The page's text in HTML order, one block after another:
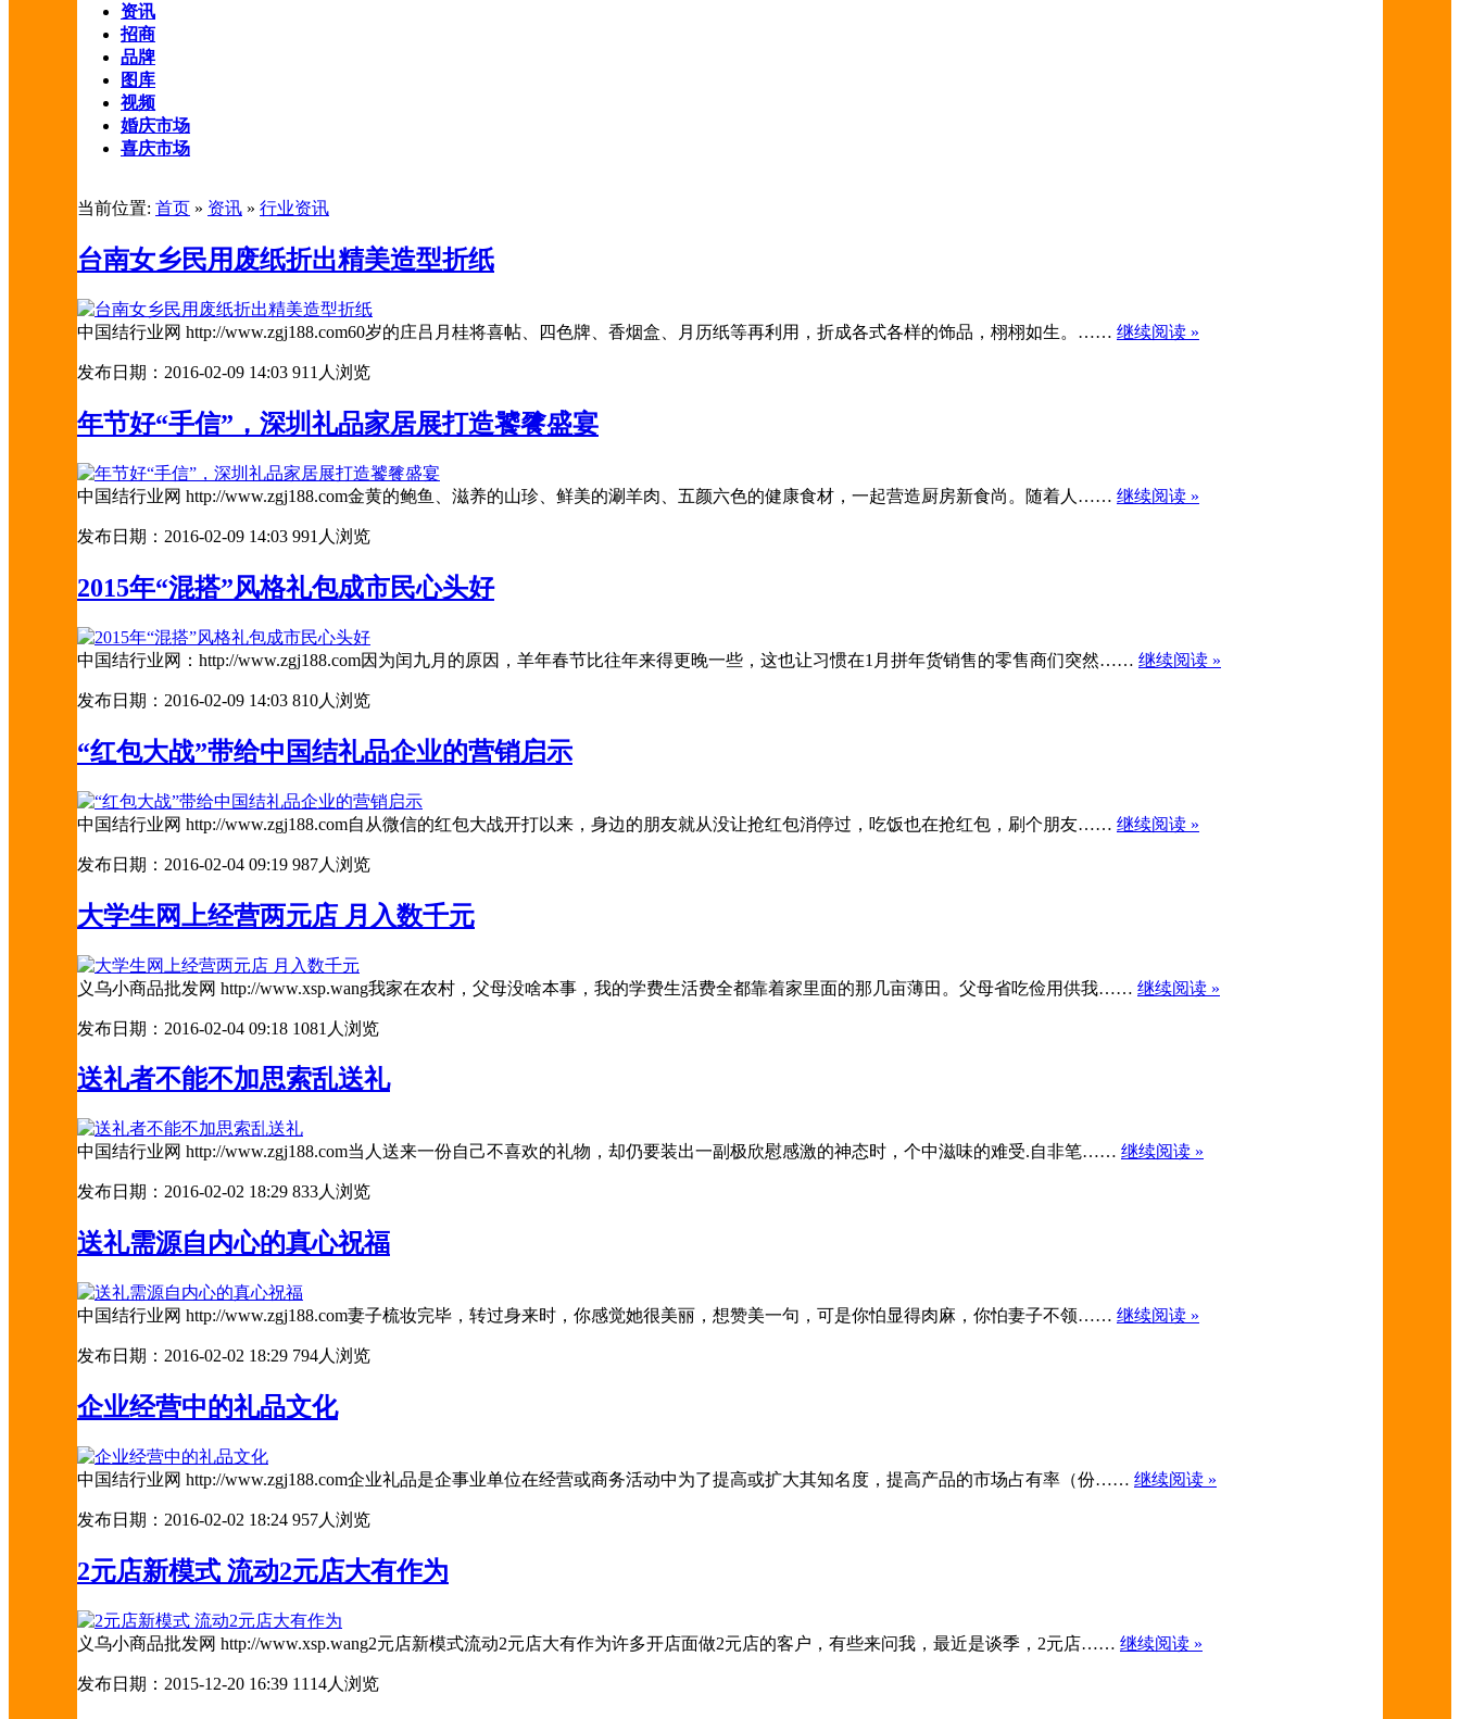
资讯
招商
品牌
图库
视频
婚庆市场
喜庆市场
当前位置: 首页 » 资讯 » 行业资讯
台南女乡民用废纸折出精美造型折纸
中国结行业网 http://www.zgj188.com60岁的庄吕月桂将喜帖、四色牌、香烟盒、月历纸等再利用，折成各式各样的饰品，栩栩如生。…… 继续阅读 »
发布日期：2016-02-09 14:03 911人浏览
年节好“手信”，深圳礼品家居展打造饕餮盛宴
中国结行业网 http://www.zgj188.com金黄的鲍鱼、滋养的山珍、鲜美的涮羊肉、五颜六色的健康食材，一起营造厨房新食尚。随着人…… 继续阅读 »
发布日期：2016-02-09 14:03 991人浏览
2015年“混搭”风格礼包成市民心头好
中国结行业网：http://www.zgj188.com因为闰九月的原因，羊年春节比往年来得更晚一些，这也让习惯在1月拼年货销售的零售商们突然…… 继续阅读 »
发布日期：2016-02-09 14:03 810人浏览
“红包大战”带给中国结礼品企业的营销启示
中国结行业网 http://www.zgj188.com自从微信的红包大战开打以来，身边的朋友就从没让抢红包消停过，吃饭也在抢红包，刷个朋友…… 继续阅读 »
发布日期：2016-02-04 09:19 987人浏览
大学生网上经营两元店 月入数千元
义乌小商品批发网 http://www.xsp.wang我家在农村，父母没啥本事，我的学费生活费全都靠着家里面的那几亩薄田。父母省吃俭用供我…… 继续阅读 »
发布日期：2016-02-04 09:18 1081人浏览
送礼者不能不加思索乱送礼
中国结行业网 http://www.zgj188.com当人送来一份自己不喜欢的礼物，却仍要装出一副极欣慰感激的神态时，个中滋味的难受.自非笔…… 继续阅读 »
发布日期：2016-02-02 18:29 833人浏览
送礼需源自内心的真心祝福
中国结行业网 http://www.zgj188.com妻子梳妆完毕，转过身来时，你感觉她很美丽，想赞美一句，可是你怕显得肉麻，你怕妻子不领…… 继续阅读 »
发布日期：2016-02-02 18:29 794人浏览
企业经营中的礼品文化
中国结行业网 http://www.zgj188.com企业礼品是企事业单位在经营或商务活动中为了提高或扩大其知名度，提高产品的市场占有率（份…… 继续阅读 »
发布日期：2016-02-02 18:24 957人浏览
2元店新模式 流动2元店大有作为
义乌小商品批发网 http://www.xsp.wang2元店新模式流动2元店大有作为许多开店面做2元店的客户，有些来问我，最近是谈季，2元店…… 继续阅读 »
发布日期：2015-12-20 16:39 1114人浏览